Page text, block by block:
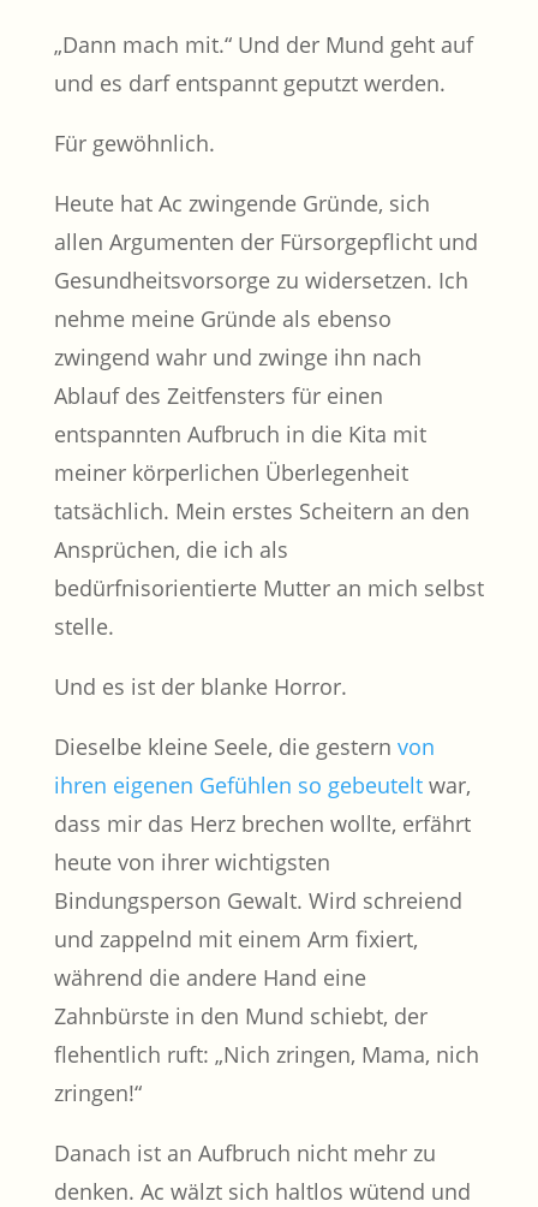
„Dann mach mit.“ Und der Mund geht auf
und es darf entspannt geputzt werden.
Für gewöhnlich.
Heute hat Ac zwingende Gründe, sich
allen Argumenten der Fürsorgepflicht und
Gesundheitsvorsorge zu widersetzen. Ich
nehme meine Gründe als ebenso
zwingend wahr und zwinge ihn nach
Ablauf des Zeitfensters für einen
entspannten Aufbruch in die Kita mit
meiner körperlichen Überlegenheit
tatsächlich. Mein erstes Scheitern an den
Ansprüchen, die ich als
bedürfnisorientierte Mutter an mich selbst
stelle.
Und es ist der blanke Horror.
Dieselbe kleine Seele, die gestern von
ihren eigenen Gefühlen so gebeuteltwar,
dass mir das Herz brechen wollte, erfährt
heute von ihrer wichtigsten
Bindungsperson Gewalt. Wird schreiend
und zappelnd mit einem Arm fixiert,
während die andere Hand eine
Zahnbürste in den Mund schiebt, der
flehentlich ruft: „Nich zringen, Mama, nich
zringen!“
Danach ist an Aufbruch nicht mehr zu
denken. Ac wälzt sich haltlos wütend und